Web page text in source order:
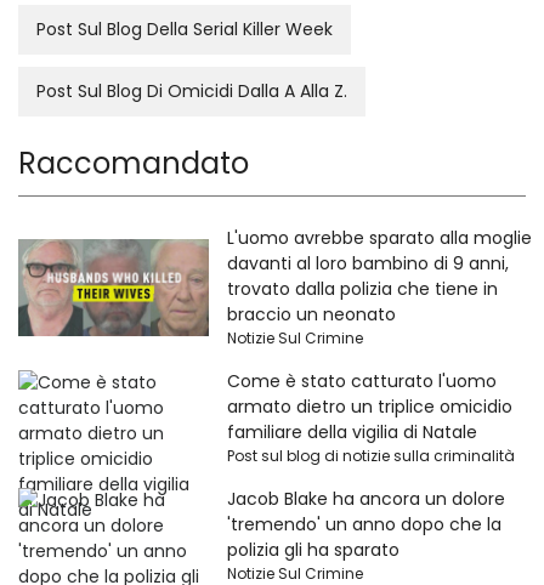
Post Sul Blog Della Serial Killer Week
Post Sul Blog Di Omicidi Dalla A Alla Z.
Raccomandato
L'uomo avrebbe sparato alla moglie
davanti al loro bambino di 9 anni,
trovato dalla polizia che tiene in
braccio un neonato
Notizie Sul Crimine
Come è stato catturato l'uomo
armato dietro un triplice omicidio
familiare della vigilia di Natale
Post sul blog di notizie sulla criminalità
Jacob Blake ha ancora un dolore
'tremendo' un anno dopo che la
polizia gli ha sparato
Notizie Sul Crimine